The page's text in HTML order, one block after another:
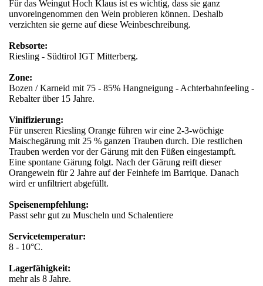
Für das Weingut Hoch Klaus ist es wichtig, dass sie ganz
unvoreingenommen den Wein probieren können. Deshalb
verzichten sie gerne auf diese Weinbeschreibung.
Rebsorte:
Riesling - Südtirol IGT Mitterberg.
Zone:
Bozen / Karneid mit 75 - 85% Hangneigung - Achterbahnfeeling -
Rebalter über 15 Jahre.
Vinifizierung:
Für unseren Riesling Orange führen wir eine 2-3-wöchige
Maischegärung mit 25 % ganzen Trauben durch. Die restlichen
Trauben werden vor der Gärung mit den Füßen eingestampft.
Eine spontane Gärung folgt. Nach der Gärung reift dieser
Orangewein für 2 Jahre auf der Feinhefe im Barrique. Danach
wird er unfiltriert abgefüllt.
Speisenempfehlung:
Passt sehr gut zu Muscheln und Schalentiere
Servicetemperatur:
8 - 10°C.
Lagerfähigkeit:
mehr als 8 Jahre.